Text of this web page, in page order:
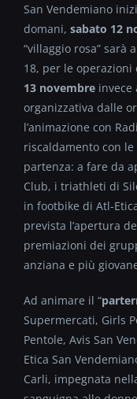
San Vendemiano
domani, sabato 12
“villaggio rosa” sarà
18, per le
13 novembre invece
organizzativa dalle
l’animazione con
riscaldamento con
partenza: a fare da
Club, i triathleti di
in footbike di Atl-
prevista l’apertura
premiazioni dei
anziana e più
Ad animare il “
Supermercati, Girls
Pentole, Avis San
Etica San
Carli, impegnata